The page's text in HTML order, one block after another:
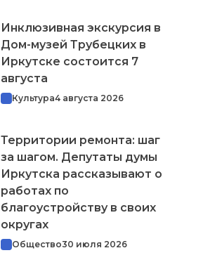
Инклюзивная экскурсия в
Дом-музей Трубецких в
Иркутске состоится 7
августа
Культура4 августа 2026
Территории ремонта: шаг
за шагом. Депутаты думы
Иркутска рассказывают о
работах по
благоустройству в своих
округах
Общество30 июля 2026